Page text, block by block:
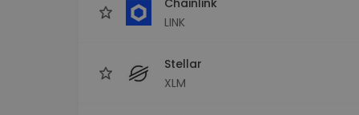
LINK
Stellar
XLM